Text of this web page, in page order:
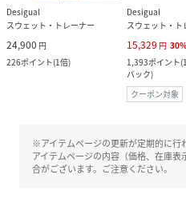
Desigual
スウェット・トレーナー
24,900 円
226ポイント(1倍)
Desigual
スウェット・ト
15,329 円 30
1,393ポイント(
バック)
クーポン対象
※アイテムページの更新が定期的に行
アイテムページの内容（価格、在庫
合がございます。ご注意ください。